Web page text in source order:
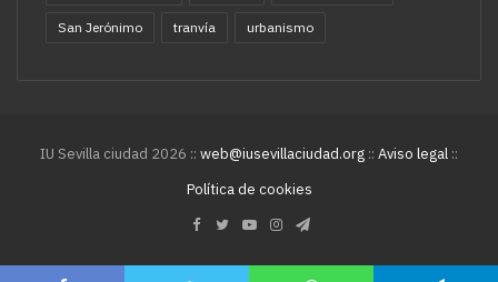
San Jerónimo tranvía urbanismo
IU Sevilla ciudad 2026 :: web@iusevillaciudad.org :: Aviso legal ::
Política de cookies
Facebook
TwitterYouTubeInstagram
Telegram